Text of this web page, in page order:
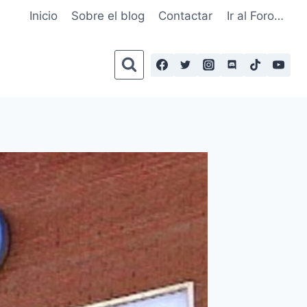
Inicio Sobre el blog Contactar Ir al Foro…